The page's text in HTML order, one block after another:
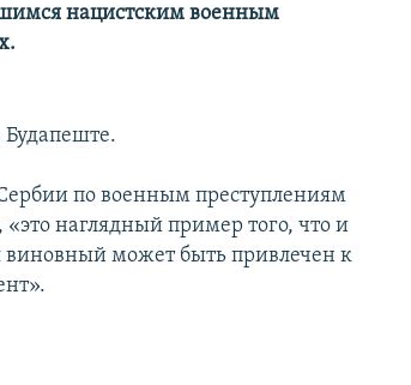
нацистским военным
Будапеште.
по военным преступлениям
наглядный пример того, что и
виновный может быть привлечен к